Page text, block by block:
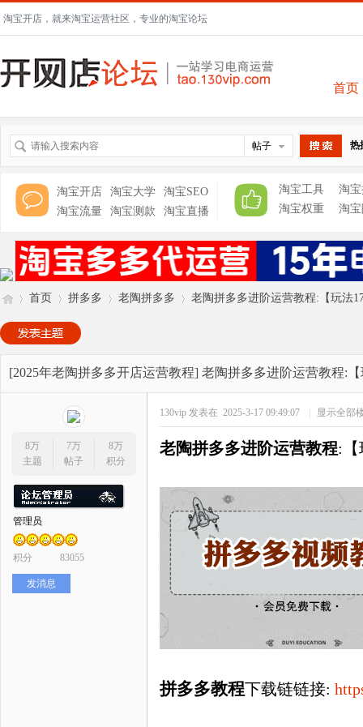
淘宝开店，就来淘宝运营社区，专业的淘宝论坛
首页
帖子 热
淘宝开店 淘宝大学
淘宝SEO
淘宝流量
淘宝测款 淘宝直播
淘宝工具
淘
淘宝权重
淘
开 »
首页
›
拼多多 老陶拼多多
›
老陶拼多多进阶运营教程:【玩法
[2025年老陶拼多多开店运营教程] 老陶拼多多进阶运营教程:
8万
主题
7万
帖子
8万
积分
管理员
积分 83055
发消息
130vip 发表在 2025-3-17 09:49:07 | 显示全部
老陶拼多多进阶运营教程:【
拼多多教程下载链链接: